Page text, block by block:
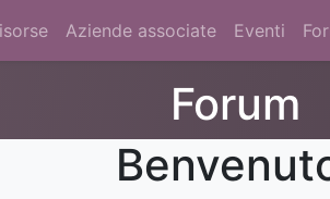
Aziende associate Eventi
Forum